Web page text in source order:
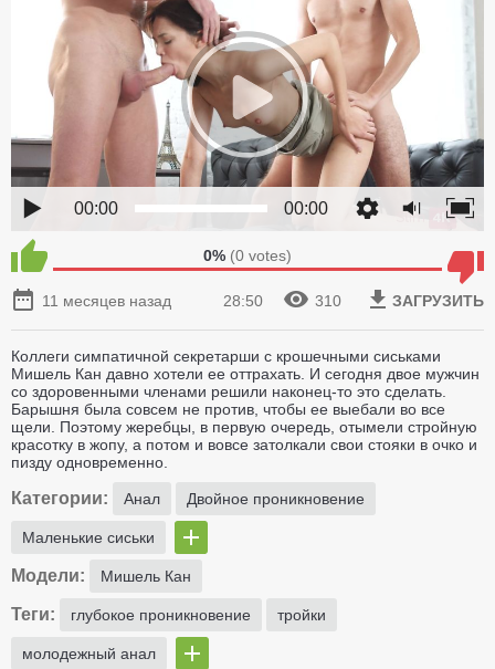
00:00 00:00
0% (0 votes)
11 месяцев назад 28:50 310 ЗАГРУЗИТЬ
Коллеги симпатичной секретарши с крошечными сиськами
Мишель Кан давно хотели ее оттрахать. И сегодня двое мужчин
со здоровенными членами решили наконец-то это сделать.
Барышня была совсем не против, чтобы ее выебали во все
щели. Поэтому жеребцы, в первую очередь, отымели стройную
красотку в жопу, а потом и вовсе затолкали свои стояки в очко и
пизду одновременно.
Категории: Анал Двойное проникновение
Маленькие сиськи
Модели: Мишель Кан
Теги: глубокое проникновение тройки
молодежный анал